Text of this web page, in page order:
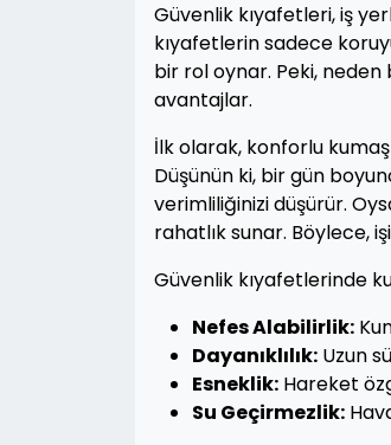
Güvenlik kıyafetleri, iş
kıyafetlerin sadece
bir rol oynar. Peki, neden
avantajlar.
İlk olarak, konforlu
Düşünün ki, bir gün
verimliliğinizi düşürür.
rahatlık sunar. Böylece,
Güvenlik kıyafetlerinde
Nefes Alabilirlik:
Dayanıklılık: Uzun
Esneklik: Hareket
Su Geçirmezlik: